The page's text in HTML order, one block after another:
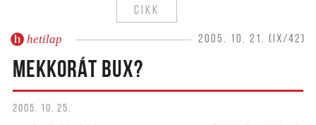
CIKK
hetilap 2005. 10. 21. (IX/42)
MEKKORÁT BUX?
2005. 10. 25.